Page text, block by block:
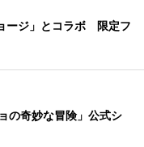
ージ」とコラボ 限定フ
の奇妙な冒険」公式シ